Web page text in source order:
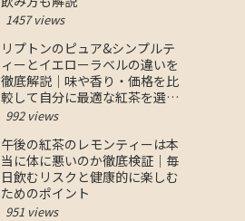
1457 views
リプトンのピュア&シンプルテ
ィーとイエローラベルの違いを
徹底解説｜味や香り・価格を比
較して自分に最適な紅茶を選ぶ
コツ
992 views
午後の紅茶のレモンティーは本
当に体に悪いのか徹底検証｜毎
日飲むリスクと健康的に楽しむ
ためのポイント
951 views